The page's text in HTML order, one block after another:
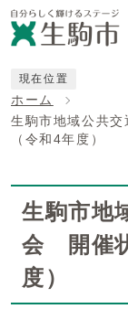
現在位置
ホーム
生駒市地域公共
（令和4年度）
生駒市地
会 開催
度）